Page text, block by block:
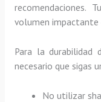
volumen
Para la durabilidad
necesario que sigas
No utilizar